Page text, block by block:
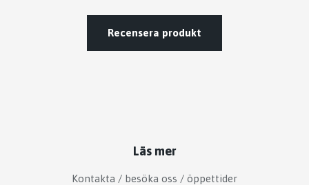
Recensera produkt
Läs mer
Kontakta / besöka oss / öppettider